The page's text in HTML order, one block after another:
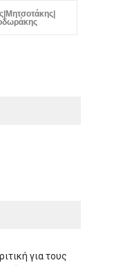
για τους